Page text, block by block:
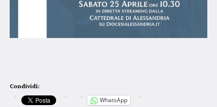
Condividi:
WhatsApp